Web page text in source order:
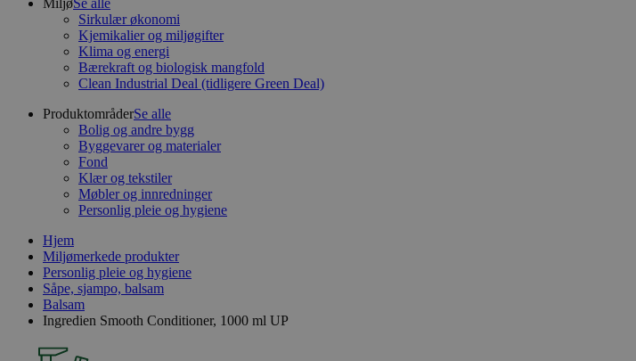
MiljøSe alle
Sirkulær økonomi
Kjemikalier og miljøgifter
Klima og energi
Bærekraft og biologisk mangfold
Clean Industrial Deal (tidligere Green Deal)
ProduktområderSe alle
Bolig og andre bygg
Byggevarer og materialer
Fond
Klær og tekstiler
Møbler og innredninger
Personlig pleie og hygiene
Hjem
Miljømerkede produkter
Personlig pleie og hygiene
Såpe, sjampo, balsam
Balsam
Ingredien Smooth Conditioner, 1000 ml UP